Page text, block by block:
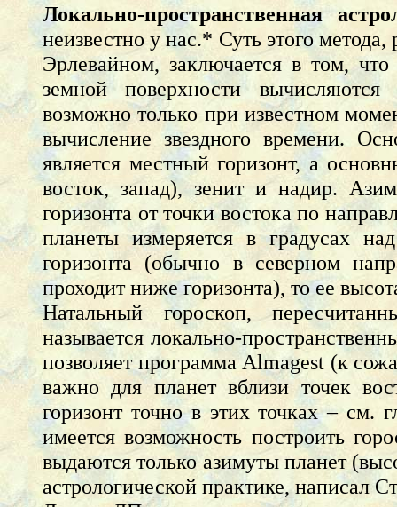
Локально-пространственная
неизвестно у нас.* Суть этого
Эрлевайном, заключается в том,
земной поверхности
возможно только при известном
вычисление звездного времени.
является местный горизонт, а
восток, запад), зенит и надир.
горизонта от точки востока по
планеты измеряется в градусах
горизонта (обычно в северном
проходит ниже горизонта), то ее
Натальный гороскоп,
называется локально-
позволяет программа Almagest (к
важно для планет вблизи точек
горизонт точно в этих точках – см.
имеется возможность построить
выдаются только азимуты планет
астрологической практике, написал